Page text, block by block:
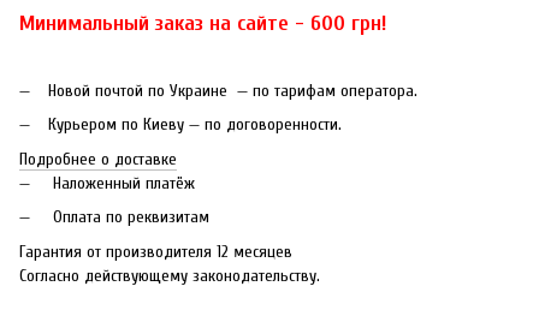
Минимальный заказ на сайте - 600 грн!
Новой почтой по Украине — по тарифам оператора.
Курьером по Киеву — по договоренности.
Подробнее о доставке
Наложенный платёж
Оплата по реквизитам
Гарантия от производителя 12 месяцев
Согласно действующему законодательству.